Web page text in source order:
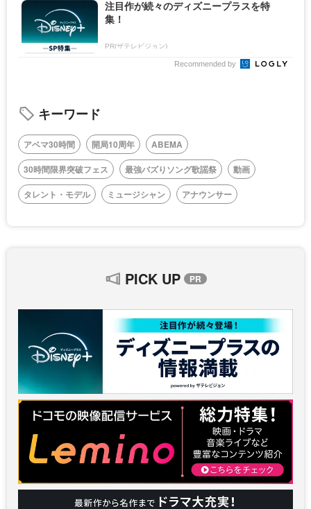
注目作が続々のディズニープラスを特
集！
PR(ザテレビジョン)
Recommended by
キーワード
アベマ30時間 開局10周年
ABEMA
30時間限界突破フェス
最強バズりソング歌謡祭
動画
タレント・モデル
ミュージシャン アナウンサー
PICK UP